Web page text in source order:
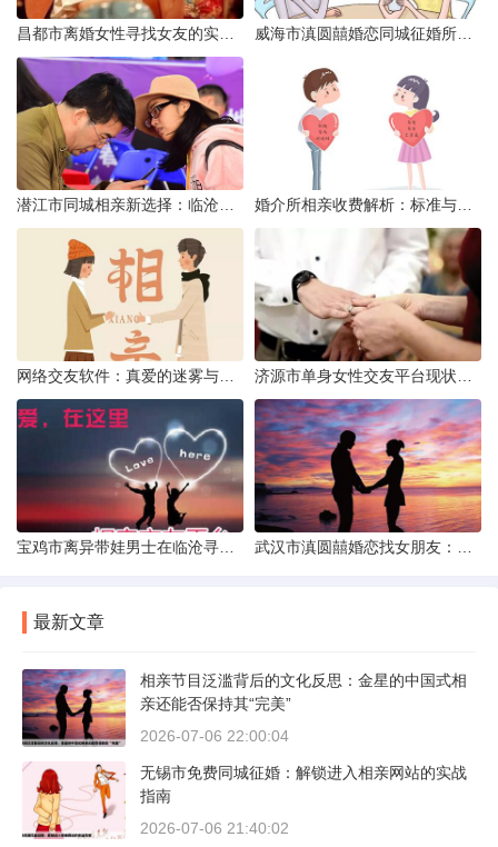
最新文章
相亲节目泛滥背后的文化反思：金星的中国式相
亲还能否保持其“完美”
2026-07-06 22:00:04
无锡市免费同城征婚：解锁进入相亲网站的实战
指南
2026-07-06 21:40:02